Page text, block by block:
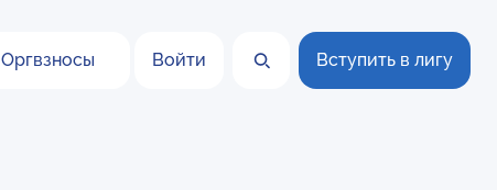
Оргвзносы Войти Вступить в лигу